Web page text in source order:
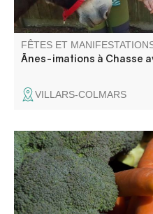
FÊTES ET
Ânes-imations à Chasse
VILLARS-COLMARS
Vous trouverez sur le
producteurs 100% locaux.